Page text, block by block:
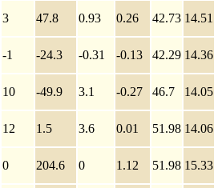
3 47.8 0.93 0.26 42.73 14.51
-1 -24.3 -0.31 -0.13 42.29 14.36
10 -49.9 3.1 -0.27 46.7 14.05
12 1.5 3.6 0.01 51.98 14.06
0 204.6 0 1.12 51.98 15.33